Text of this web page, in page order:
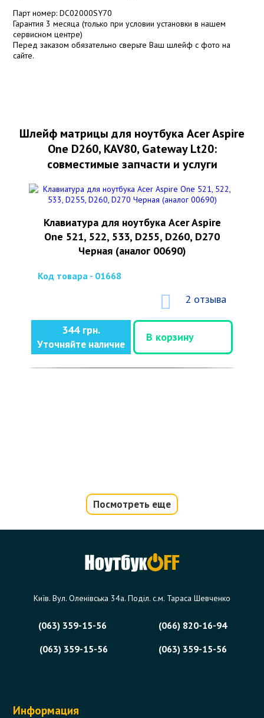
Парт номер: DC02000SY70
Гарантия 3 месяца (только при условии установки в нашем
сервисном центре)
Перед заказом обязательно сверьте Ваш шлейф с фото на
сайте.
Шлейф матрицы для ноутбука Acer Aspire
One D260, KAV80, Gateway Lt20:
совместимые запчасти и услуги
Клавиатура для ноутбука Acer Aspire
One 521, 522, 533, D255, D260, D270
Черная (аналог 00690)
Код товара - 01668
2 отзыва
344 грн.
Уточняйте наличие
В корзину
Посмотреть еще
Київ. Вул. Оленівська 34а. Поділ. с.м. Тараса Шевченко
(063) 359-15-56
(066) 820-16-94
(063) 359-15-56
(063) 359-15-56
Информация